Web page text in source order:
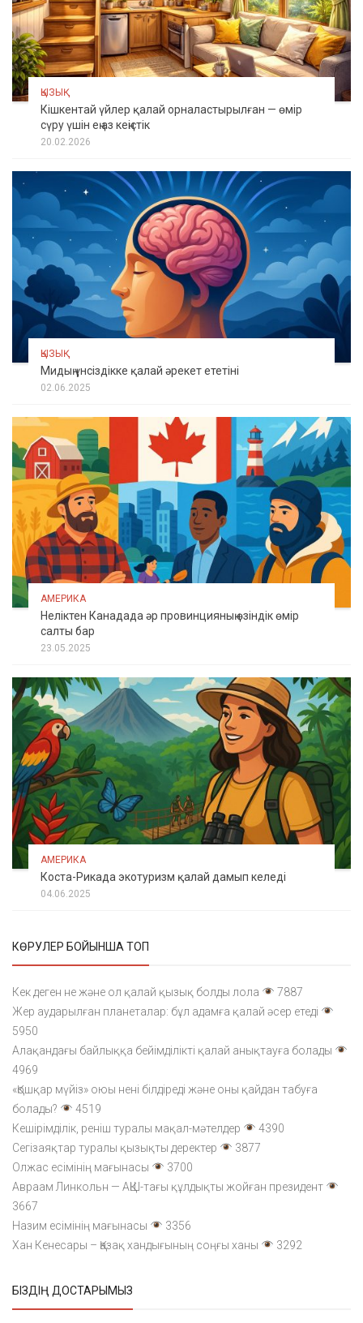
ҚЫЗЫҚ
Кішкентай үйлер қалай орналастырылған — өмір
сүру үшін ең аз кеңістік
20.02.2026
ҚЫЗЫҚ
Мидың үнсіздікке қалай әрекет ететіні
02.06.2025
АМЕРИКА
Неліктен Канадада әр провинцияның өзіндік өмір
салты бар
23.05.2025
АМЕРИКА
Коста-Рикада экотуризм қалай дамып келеді
04.06.2025
КӨРУЛЕР БОЙЫНША ТОП
Кек деген не және ол қалай қызық болды лола
7887
Жер аударылған планеталар: бұл адамға қалай әсер етеді
5950
Алақандағы байлыққа бейімділікті қалай анықтауға болады
4969
«Қошқар мүйіз» оюы нені білдіреді және оны қайдан табуға
болады?
4519
Кешірімділік, реніш туралы мақал-мәтелдер
4390
Сегізаяқтар туралы қызықты деректер
3877
Олжас есімінің мағынасы
3700
Авраам Линкольн — АҚШ-тағы құлдықты жойған президент
3667
Назим есімінің мағынасы
3356
Хан Кенесары – Қазақ хандығының соңғы ханы
3292
БІЗДІҢ ДОСТАРЫМЫЗ